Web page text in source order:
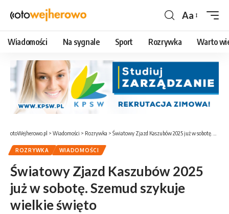
Czcionka
Aa
Wiadomości Na sygnale Sport Rozrywka Warto
otoWejherowo.pl > Wiadomości > Rozrywka > Światowy Zjazd Kaszubów 2025 już w sobotę. Szemud szykuje wielkie święto
ROZRYWKA WIADOMOŚCI
Światowy Zjazd Kaszubów 2025
już w sobotę. Szemud szykuje
wielkie święto